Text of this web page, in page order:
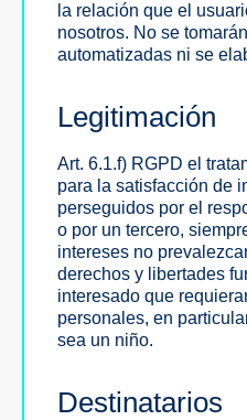
la relación que el
nosotros. No se
automatizadas ni se
Legitimación
Art. 6.1.f) RGPD el
para la satisfacción de
perseguidos por el
o por un tercero,
intereses no
derechos y libertades
interesado que
personales, en
sea un niño.
Destinatarios